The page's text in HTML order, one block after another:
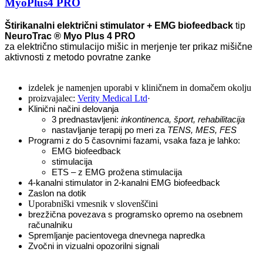
MyoPlus4 PRO
Štirikanalni električni stimulator + EMG biofeedback tip
NeuroTrac ® Myo Plus 4 PRO
za električno stimulacijo mišic in merjenje ter prikaz mišične
aktivnosti z metodo povratne zanke
izdelek je namenjen uporabi v kliničnem in domačem okolju
proizvajalec: Verity Medical Ltd·
Klinični načini delovanja
3 prednastavljeni: inkontinenca, šport, rehabilitacija
nastavljanje terapij po meri za TENS, MES, FES
Programi z do 5 časovnimi fazami, vsaka faza je lahko:
EMG biofeedback
stimulacija
ETS – z EMG prožena stimulacija
4-kanalni stimulator in 2-kanalni EMG biofeedback
Zaslon na dotik
Uporabniški vmesnik v slovenščini
brezžična povezava s programsko opremo na osebnem
računalniku
Spremljanje pacientovega dnevnega napredka
Zvočni in vizualni opozorilni signali